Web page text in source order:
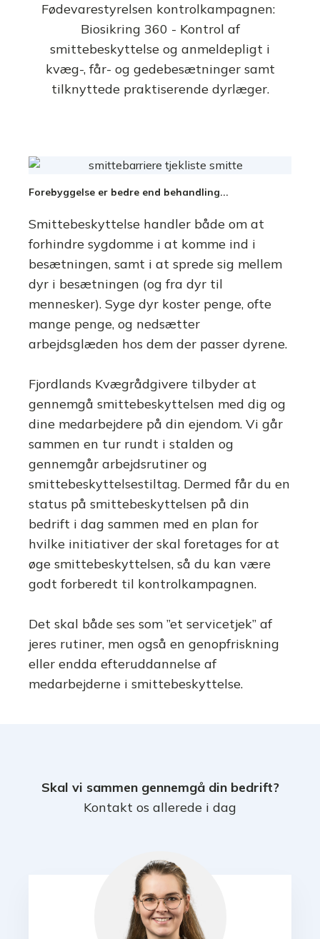
Fødevarestyrelsen kontrolkampagnen:
Biosikring 360 - Kontrol af
smittebeskyttelse og anmeldepligt i
kvæg-, får- og gedebesætninger samt
tilknyttede praktiserende dyrlæger.
Smittebeskyttelse handler både om at
forhindre sygdomme i at komme ind i
besætningen, samt i at sprede sig mellem
dyr i besætningen (og fra dyr til
mennesker). Syge dyr koster penge, ofte
mange penge, og nedsætter
arbejdsglæden hos dem der passer dyrene.
Fjordlands Kvægrådgivere tilbyder at
gennemgå smittebeskyttelsen med dig og
dine medarbejdere på din ejendom. Vi går
sammen en tur rundt i stalden og
gennemgår arbejdsrutiner og
smittebeskyttelsestiltag. Dermed får du en
status på smittebeskyttelsen på din
bedrift i dag sammen med en plan for
hvilke initiativer der skal foretages for at
øge smittebeskyttelsen, så du kan være
godt forberedt til kontrolkampagnen.
Det skal både ses som ”et servicetjek” af
jeres rutiner, men også en genopfriskning
eller endda efteruddannelse af
medarbejderne i smittebeskyttelse.
Forebyggelse er bedre end behandling...
Skal vi sammen gennemgå din bedrift?
Kontakt os allerede i dag